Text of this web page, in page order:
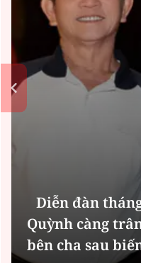
Diễn đàn
Quỳnh càng
bên cha sau